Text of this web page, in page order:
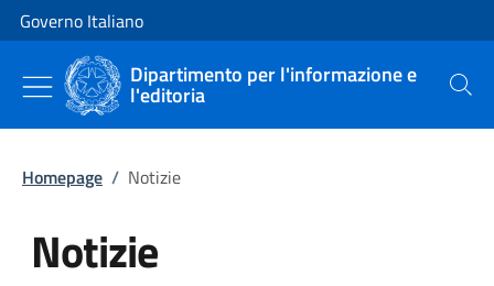
Vai al contenuto
Vai alla navigazione del sito
Governo Italiano
Dipartimento per l'informazione e
l'editoria Cerca
Homepage / Notizie
Notizie